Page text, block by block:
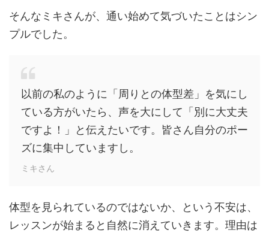
そんなミキさんが、通い始めて気づいたことはシン
プルでした。
以前の私のように「周りとの体型差」を気にし
ている方がいたら、声を大にして「別に大丈夫
ですよ！」と伝えたいです。皆さん自分のポー
ズに集中していますし。
ミキさん
体型を見られているのではないか、という不安は、
レッスンが始まると自然に消えていきます。理由は